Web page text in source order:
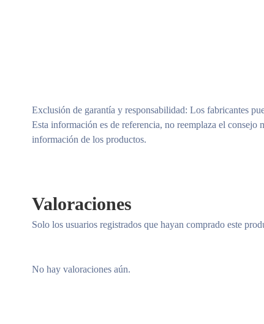
Exclusión de garantía y responsabilidad: Los fabricantes
Esta información es de referencia, no reemplaza el consejo
información de los productos.
Valoraciones
No hay valoraciones aún.
Solo los usuarios registrados que hayan comprado este